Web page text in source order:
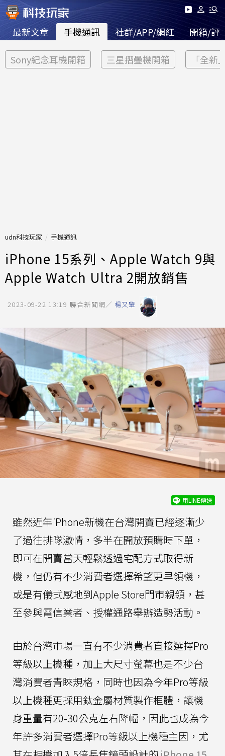
最新文章 手機通訊 社群/APP/網紅 開箱/評
Sony紀念耳機開箱 三星摺疊機開箱 「全新
udn科技玩家 手機通訊
iPhone 15系列、Apple Watch 9與
Apple Watch Ultra 2開放銷售
2023-09-22 13:19 聯合新聞網／ 楊又肇
用LINE傳送
雖然近年iPhone新機在台灣開賣已經逐漸少
了過往排隊激情，多半在開放預購時下單，
即可在開賣當天輕鬆透過宅配方式取得新
機，但仍有不少消費者選擇希望更早領機，
或是有儀式感地到Apple Store門市親領，甚
至參與電信業者、授權通路舉辦造勢活動。
由於台灣市場一直有不少消費者直接選擇Pro
等級以上機種，加上大尺寸螢幕也是不少台
灣消費者青睞規格，同時也因為今年Pro等級
以上機種更採用鈦金屬材質製作框體，讓機
身重量有20-30公克左右降幅，因此也成為今
年許多消費者選擇Pro等級以上機種主因，尤